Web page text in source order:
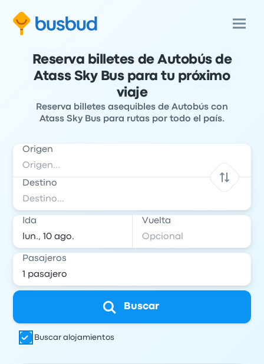
Reserva billetes de Autobús de
Atass Sky Bus para tu próximo
viaje
Reserva billetes asequibles de Autobús con
Atass Sky Bus para rutas por todo el país.
Origen
Destino
Ida Vuelta
Pasajeros
Buscar
Buscar alojamientos